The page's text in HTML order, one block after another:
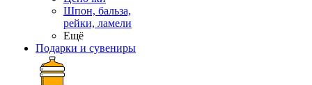
Шпон, бальза,
рейки, ламели
Ещё
Подарки и сувениры